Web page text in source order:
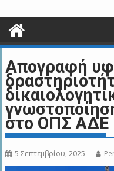
Απογραφή
στο ΟΠΣ ΑΔΕ
5 Σεπτεμβρίου, 2025